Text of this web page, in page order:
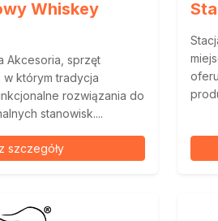
Whiskey
Akcesoria, sprzęt
w którym tradycja
rozwiązania do
stanowisk....
szczegóły